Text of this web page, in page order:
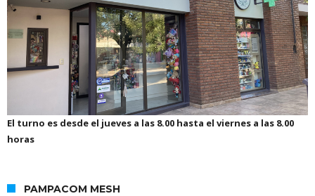
El turno es desde el jueves a las 8.00 hasta el viernes a las 8.00
horas
PAMPACOM MESH